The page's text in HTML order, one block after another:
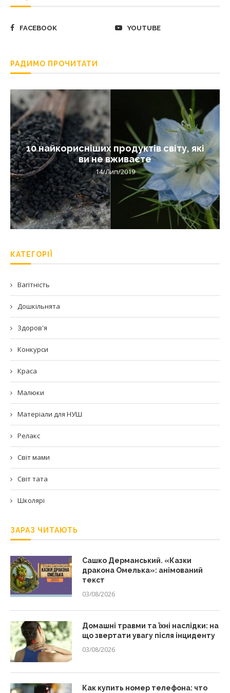
FACEBOOK YOUTUBE
РАДИМО ПРОЧИТАТИ
10 найкорисніших продуктів світу, які
ви не вживаєте
14/Лип/2019
КАТЕГОРІЇ
Вагітність
Дошкільнята
Здоров'я
Конкурси
Краса
Малюки
Матеріали для НУШ
Релакс
Світ мами
Світ тата
Школярі
ЗАРАЗ ЧИТАЮТЬ
Сашко Дерманський. «Казки
дракона Омелька»: анімований
текст
03/08/2026
Домашні травми та їхні наслідки: на
що звертати увагу після інциденту
03/08/2026
Как купить номер телефона: что